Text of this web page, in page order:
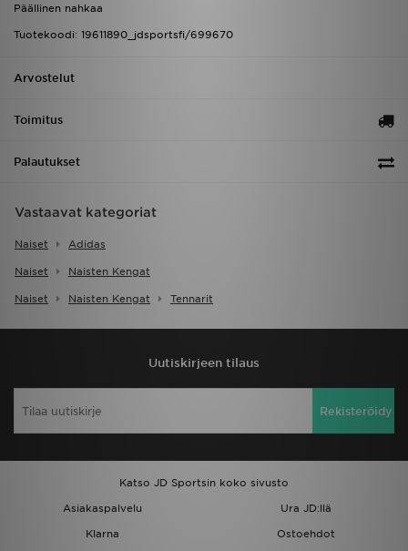
Päällinen nahkaa
Tuotekoodi: 19611890_jdsportsfi/699670
Arvostelut
Toimitus
Palautukset
Vastaavat kategoriat
Naiset Adidas
Naiset Naisten Kengat
Naiset Naisten Kengat Tennarit
Uutiskirjeen tilaus
Rekisteröidy
Katso JD Sportsin koko sivusto
Asiakaspalvelu
Ura JD:llä
Klarna
Ostoehdot